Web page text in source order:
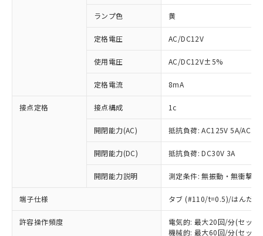
ランプ色 黄
定格電圧 AC/DC12V
使用電圧 AC/DC12V±5%
定格電流 8mA
接点定格 接点構成 1c
開閉能力(AC) 抵抗負荷: AC125V 5A/
開閉能力(DC) 抵抗負荷: DC30V 3A
開閉能力説明 測定条件: 無振動・無衝撃
端子仕様 タブ (#110/t=0.5)/はんだづ
許容操作頻度
電気的: 最大20回/分(セット
機械的: 最大60回/分(セット
※1 対応状況
対応済み：EU RoHS指令（10物質）の
非含有に対応した製品が提供可能な商品で